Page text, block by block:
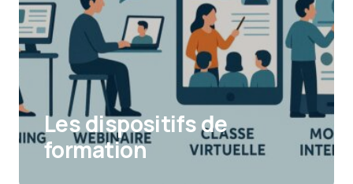
Les dispositifs de
formation